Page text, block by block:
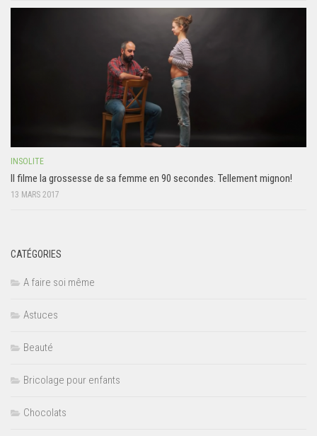
INSOLITE
Il filme la grossesse de sa femme en 90 secondes. Tellement mignon!
13 MARS 2017
CATÉGORIES
A faire soi même
Astuces
Beauté
Bricolage pour enfants
Chocolats